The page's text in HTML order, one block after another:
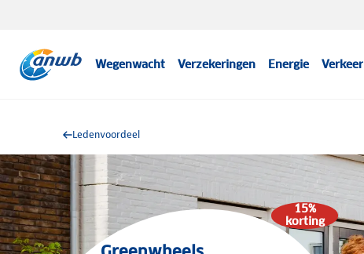
Wegenwacht Verzekeringen Energie Verkeer
Ledenvoordeel
15%
korting